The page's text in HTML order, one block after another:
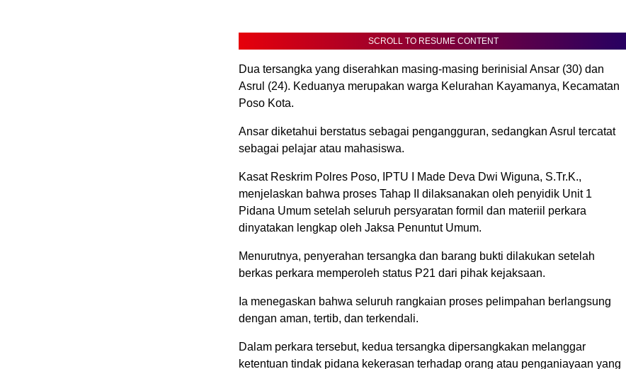
SCROLL TO RESUME CONTENT
Dua tersangka yang diserahkan masing-masing berinisial Ansar (30) dan
Asrul (24). Keduanya merupakan warga Kelurahan Kayamanya, Kecamatan
Poso Kota.
Ansar diketahui berstatus sebagai pengangguran, sedangkan Asrul tercatat
sebagai pelajar atau mahasiswa.
Kasat Reskrim Polres Poso, IPTU I Made Deva Dwi Wiguna, S.Tr.K.,
menjelaskan bahwa proses Tahap II dilaksanakan oleh penyidik Unit 1
Pidana Umum setelah seluruh persyaratan formil dan materiil perkara
dinyatakan lengkap oleh Jaksa Penuntut Umum.
Menurutnya, penyerahan tersangka dan barang bukti dilakukan setelah
berkas perkara memperoleh status P21 dari pihak kejaksaan.
Ia menegaskan bahwa seluruh rangkaian proses pelimpahan berlangsung
dengan aman, tertib, dan terkendali.
Dalam perkara tersebut, kedua tersangka dipersangkakan melanggar
ketentuan tindak pidana kekerasan terhadap orang atau penganiayaan yang